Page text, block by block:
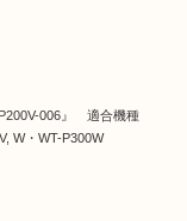
006』 適合機種
W・WT-P300W